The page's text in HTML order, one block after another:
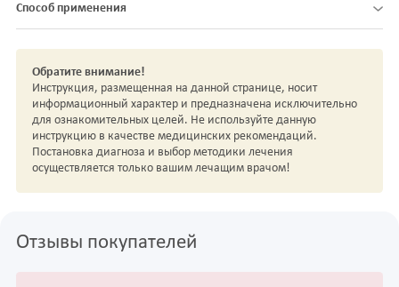
Способ применения
Обратите внимание!
Инструкция, размещенная на данной странице, носит
информационный характер и предназначена исключительно
для ознакомительных целей. Не используйте данную
инструкцию в качестве медицинских рекомендаций.
Постановка диагноза и выбор методики лечения
осуществляется только вашим лечащим врачом!
Отзывы покупателей